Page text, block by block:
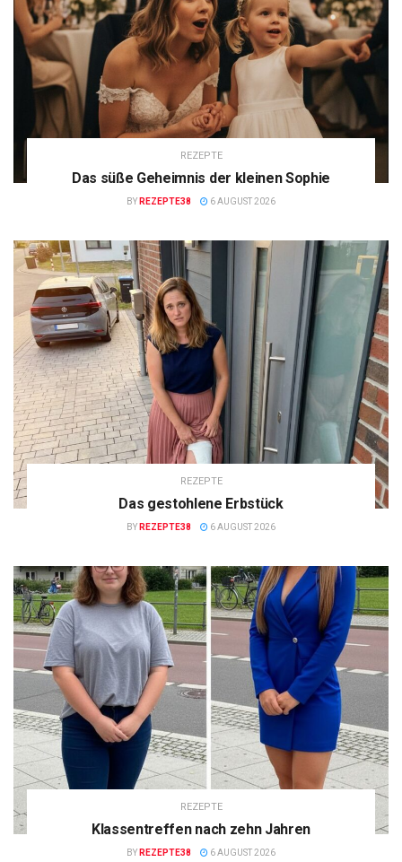
REZEPTE
Das süße Geheimnis der kleinen Sophie
BY REZEPTE38 6 AUGUST 2026
REZEPTE
Das gestohlene Erbstück
BY REZEPTE38 6 AUGUST 2026
REZEPTE
Klassentreffen nach zehn Jahren
BY REZEPTE38 6 AUGUST 2026